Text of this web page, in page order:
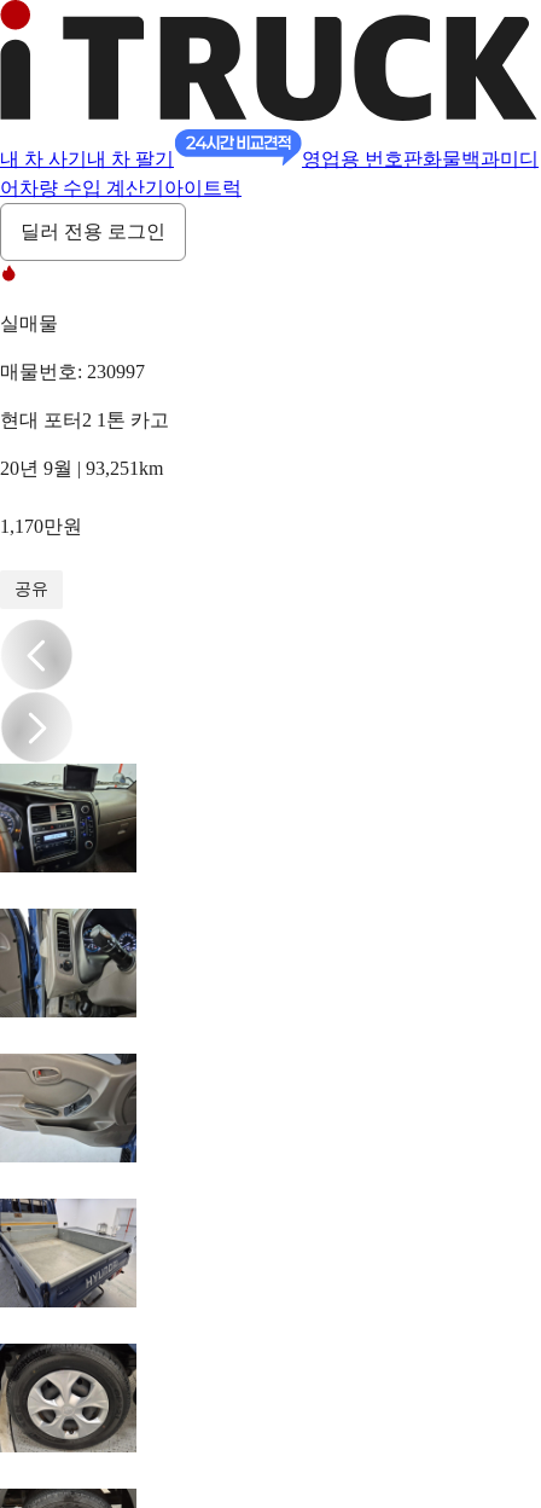
내 차 사기 내 차 팔기 영업용 번호판화물백과미디
어 차량 수입 계산기 아이트럭
딜러 전용 로그인
실매물
매물번호: 230997
현대 포터2 1톤 카고
20년 9월 | 93,251km
1,170만원
공유
/18